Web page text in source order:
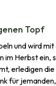
Topf
und wird
im Herbst ein,
erledigen
für